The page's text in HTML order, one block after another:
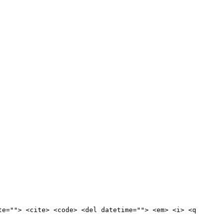
<cite> <code> <del datetime=""> <em> <i> <q